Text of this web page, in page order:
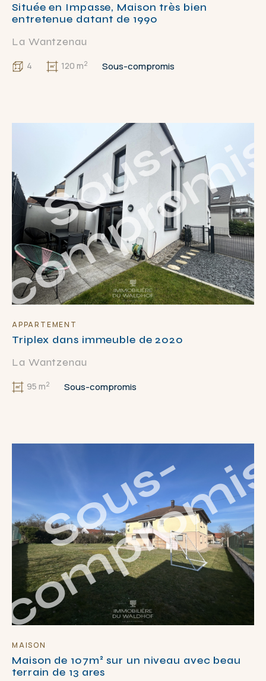
Située en Impasse, Maison très bien
entretenue datant de 1990
La Wantzenau
4 120 m2 Sous-compromis
S
o
u
s
-
c
o
m
p
r
o
m
i
APPARTEMENT
Triplex dans immeuble de 2020
La Wantzenau
95 m2 Sous-compromis
S
o
u
s
-
c
o
m
p
r
o
m
i
MAISON
Maison de 107m² sur un niveau avec beau
terrain de 13 ares